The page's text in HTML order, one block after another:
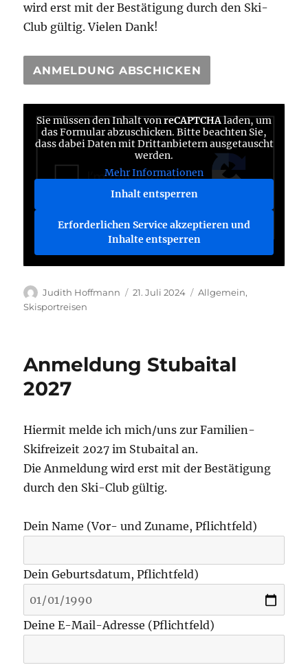
wird erst mit der Bestätigung durch den Ski-
Club gültig. Vielen Dank!
Sie müssen den Inhalt vonreCAPTCHAladen, um
das Formular abzuschicken. Bitte beachten Sie,
dass dabei Daten mit Drittanbietern ausgetauscht
werden.
Mehr Informationen
Inhalt entsperren
Erforderlichen Service akzeptieren und
Inhalte entsperren
Autor
Judith Hoffmann
Veröffentlicht
21. Juli 2024 Kategorien
Allgemein,
Skisportreisen
Anmeldung Stubaital
2027
Hiermit melde ich mich/uns zur Familien-
Skifreizeit 2027 im Stubaital an.
Die Anmeldung wird erst mit der Bestätigung
durch den Ski-Club gültig.
Dein Name (Vor- und Zuname, Pflichtfeld)
Dein Geburtsdatum, Pflichtfeld)
Deine E-Mail-Adresse (Pflichtfeld)